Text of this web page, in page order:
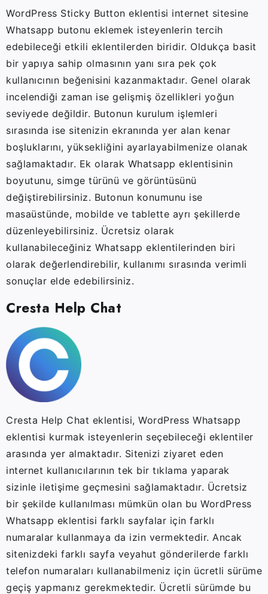
WordPress Sticky Button eklentisi internet sitesine
Whatsapp butonu eklemek isteyenlerin tercih
edebileceği etkili eklentilerden biridir. Oldukça basit
bir yapıya sahip olmasının yanı sıra pek çok
kullanıcının beğenisini kazanmaktadır. Genel olarak
incelendiği zaman ise gelişmiş özellikleri yoğun
seviyede değildir. Butonun kurulum işlemleri
sırasında ise sitenizin ekranında yer alan kenar
boşluklarını, yüksekliğini ayarlayabilmenize olanak
sağlamaktadır. Ek olarak Whatsapp eklentisinin
boyutunu, simge türünü ve görüntüsünü
değiştirebilirsiniz. Butonun konumunu ise
masaüstünde, mobilde ve tablette ayrı şekillerde
düzenleyebilirsiniz. Ücretsiz olarak
kullanabileceğiniz Whatsapp eklentilerinden biri
olarak değerlendirebilir, kullanımı sırasında verimli
sonuçlar elde edebilirsiniz.
Cresta Help Chat
Cresta Help Chat eklentisi, WordPress Whatsapp
eklentisi kurmak isteyenlerin seçebileceği eklentiler
arasında yer almaktadır. Sitenizi ziyaret eden
internet kullanıcılarının tek bir tıklama yaparak
sizinle iletişime geçmesini sağlamaktadır. Ücretsiz
bir şekilde kullanılması mümkün olan bu WordPress
Whatsapp eklentisi farklı sayfalar için farklı
numaralar kullanmaya da izin vermektedir. Ancak
sitenizdeki farklı sayfa veyahut gönderilerde farklı
telefon numaraları kullanabilmeniz için ücretli sürüme
geçiş yapmanız gerekmektedir. Ücretli sürümde bu